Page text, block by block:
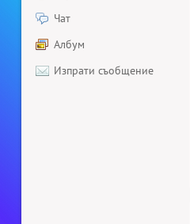
Чат
Албум
Изпрати съобщение